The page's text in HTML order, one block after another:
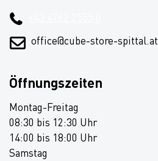
office@cube-store-spittal.at
Öffnungszeiten
Montag-Freitag
08:30 bis 12:30 Uhr
14:00 bis 18:00 Uhr
Samstag